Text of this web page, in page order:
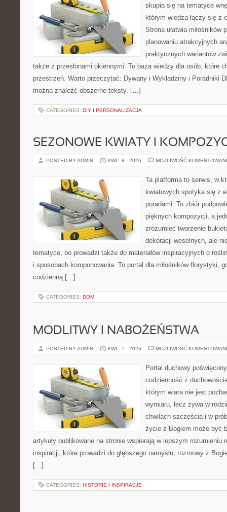
skupia się na tematyce
którym wiedza łączy się z
Strona ułatwia miłośników
planowaniu atrakcyjnych
praktycznych wariantów
także z przesłonami okiennymi. To baza wiedzy dla osób, które
przestrzeń. Warto przeczytać: Dywany i Wykładziny i Poradniki
można znaleźć obszerne teksty, […]
CATEGORIES: DIY I PERSONALIZACJA
SEZONOWE KWIATY I
POSTED BY ADMIN KWI - 8 - 2026 MOŻLIWOŚĆ
Ta platforma to serwis, w
kwiatowych spotyka się z
poradami. To zbiór
pięknych kompozycji, a
zrozumieć tworzenie
dekoracji weselnych, ale
tematyce, bo prowadzi także do materiałów inspiracyjnych o
i sposobach komponowania. To portal dla miłośników florystyki,
codzienną […]
CATEGORIES: DOM
MODLITWY I NABOŻEŃSTWA
POSTED BY ADMIN KWI - 7 - 2026 MOŻLIWOŚĆ
Portal duchowy
codzienność z
którym wiara nie jest
wymiaru, lecz żywa w
chwilach szczęścia i w
życie z Bogiem może być
artykuły publikowane na stronie wspierają w lepszym rozumieniu
inspiracji, które prowadzi do głębszego namysłu, rozmowy z
[…]
CATEGORIES: HISTORIE I INSPIRACJE